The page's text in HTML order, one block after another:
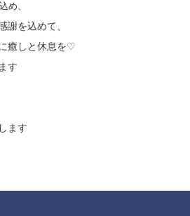
め、
を込めて、
癒しと休息を♡
す
ます